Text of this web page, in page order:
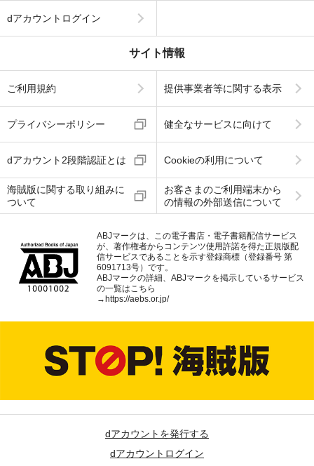
dアカウントログイン
サイト情報
ご利用規約 提供事業者等に関する表示
プライバシーポリシー 健全なサービスに向けて
dアカウント2段階認証とは Cookieの利用について
海賊版に関する取り組みに
ついて
お客さまのご利用端末から
の情報の外部送信について
ABJマークは、この電子書店・電子書籍配信サービス
が、著作権者からコンテンツ使用許諾を得た正規版配
信サービスであることを示す登録商標（登録番号 第
6091713号）です。
ABJマークの詳細、ABJマークを掲示しているサービス
の一覧はこちら
→https://aebs.or.jp/
dアカウントを発行する
dアカウントログイン